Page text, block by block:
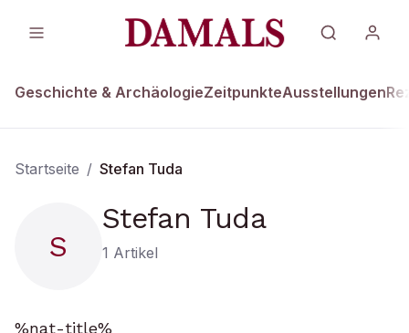
Geschichte & ArchäologieZeitpunkteAusstellungen
Startseite / Stefan Tuda
S
Stefan Tuda
1 Artikel
%nat-title%